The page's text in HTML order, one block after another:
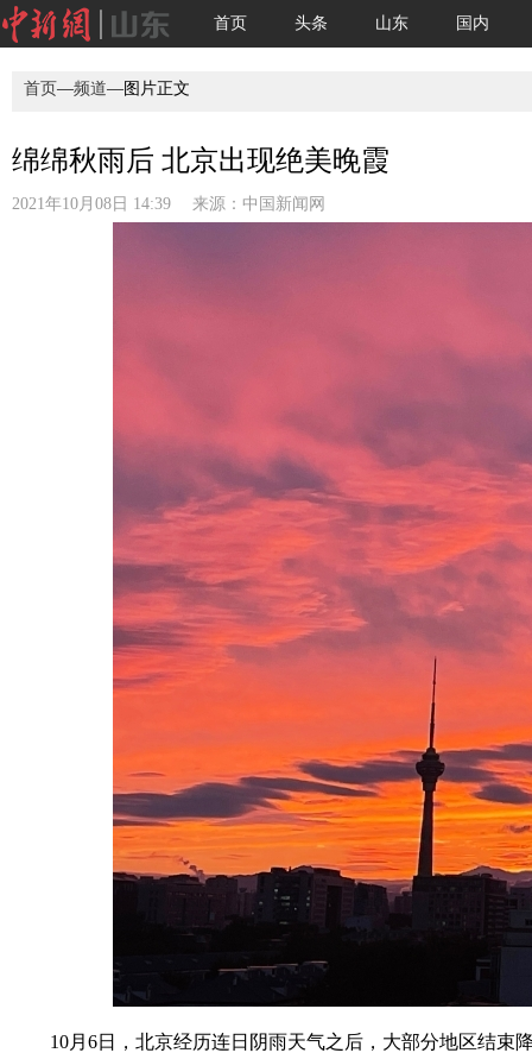
首页 头条 山东 国内
首页—频道—图片正文
绵绵秋雨后 北京出现绝美晚霞
2021年10月08日 14:39 来源： 中国新闻网
10月6日，北京经历连日阴雨天气之后，大部分地区结束